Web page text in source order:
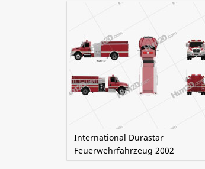
International Durastar
Feuerwehrfahrzeug 2002